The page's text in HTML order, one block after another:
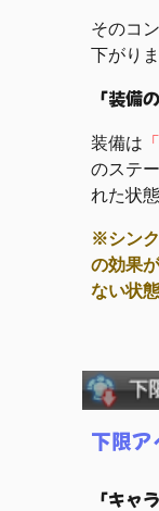
そのコ
下がりま
「装備
装備は 「
のステ
れた状態
※シン
の効果
ない状
下限
「キャ